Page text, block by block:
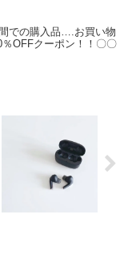
での購入品….お買い物
OFFクーポン！！〇〇